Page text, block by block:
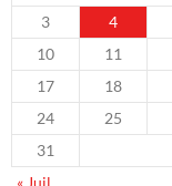
3
4
10
11
17
18
24
25
31
« Juil